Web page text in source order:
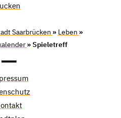
Saarbrücken » Leben »
» Spieletreff